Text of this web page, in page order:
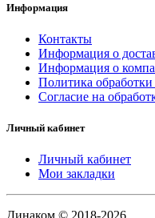
Информация
Контакты
Информация о
Информация о
Политика
Согласие на
Личный кабинет
Личный кабинет
Мои закладки